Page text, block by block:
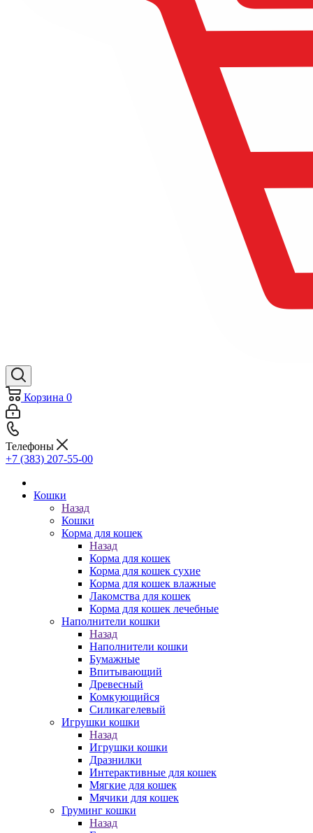
Корзина 0
Телефоны
+7 (383) 207-55-00
Кошки
Назад
Кошки
Корма для кошек
Назад
Корма для кошек
Корма для кошек сухие
Корма для кошек влажные
Лакомства для кошек
Корма для кошек лечебные
Наполнители кошки
Назад
Наполнители кошки
Бумажные
Впитывающий
Древесный
Комкующийся
Силикагелевый
Игрушки кошки
Назад
Игрушки кошки
Дразнилки
Интерактивные для кошек
Мягкие для кошек
Мячики для кошек
Груминг кошки
Назад